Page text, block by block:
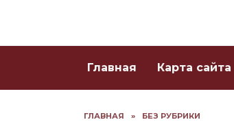
Главная Карта сайта
ГЛАВНАЯ » БЕЗ РУБРИКИ